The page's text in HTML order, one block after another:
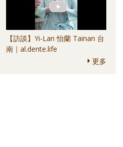
【訪談】Yi-Lan 怡蘭 Tainan 台
南｜al.dente.life
更多